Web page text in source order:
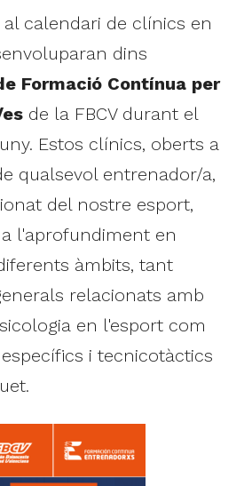
calendari de clínics en
dins
Formació Contínua per
de la FBCV durant el
Estos clínics, oberts a
qualsevol entrenador/a,
del nostre esport,
l'aprofundiment en
àmbits, tant
relacionats amb
en l'esport com
i tecnicotàctics